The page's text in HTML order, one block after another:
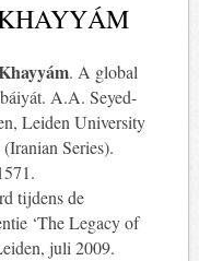
. A global
A.A. Seyed-
Leiden University
Series).
tijdens de
‘The Legacy of
juli 2009.